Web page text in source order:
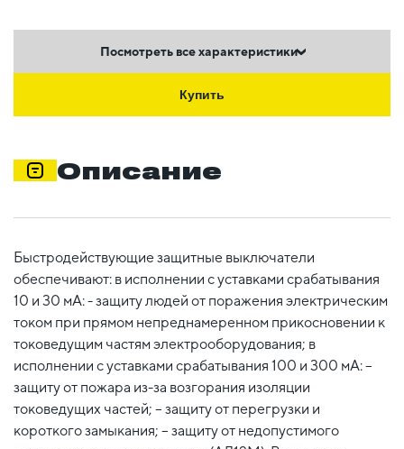
Посмотреть все характеристики
Купить
Описание
Быстродействующие защитные выключатели
обеспечивают: в исполнении с уставками срабатывания
10 и 30 мА: - защиту людей от поражения электрическим
током при прямом непреднамеренном прикосновении к
токоведущим частям электрооборудования; в
исполнении с уставками срабатывания 100 и 300 мА: –
защиту от пожара из-за возгорания изоляции
токоведущих частей; – защиту от перегрузки и
короткого замыкания; – защиту от недопустимого